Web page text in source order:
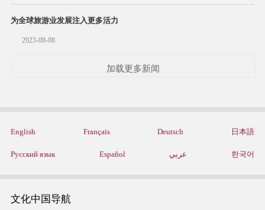
为全球旅游业发展注入更多活力
2023-08-08
加载更多新闻
English Français Deutsch 日本語
Русский язык Español عربي 한국어
文化中国导航